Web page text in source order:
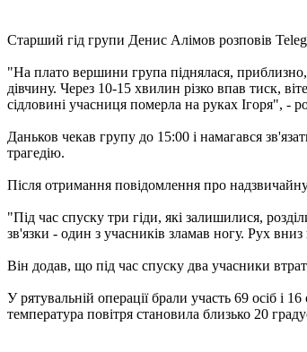
Старший гід групи Денис Алімов розповів
"На плато вершини група піднялася,
дівчину. Через 10-15 хвилин різко впав тиск,
сідловині учасниця померла на руках Ігоря", -
Даньков чекав групу до 15:00 і намагався
трагедію.
Після отримання повідомлення про
"Під час спуску три гіди, які залишилися,
зв'язки - один з учасників зламав ногу. Рух
Він додав, що під час спуску два учасники
У рятувальній операції брали участь 69 осіб і
температура повітря становила близько 20